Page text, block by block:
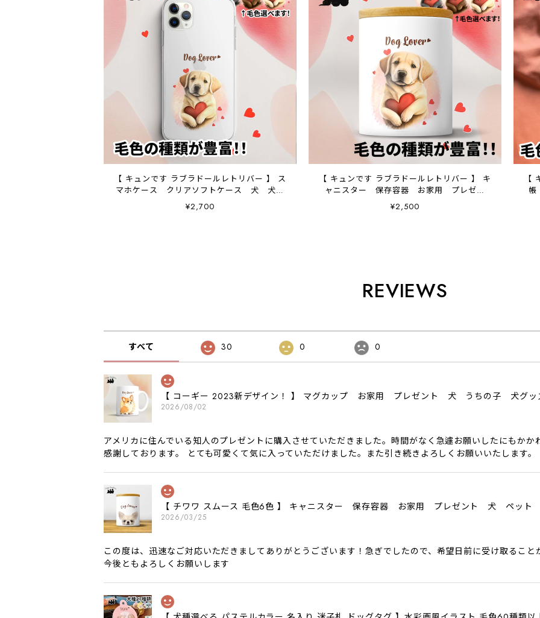
【 キュンです ラブラドールレトリバー 】 ス
マホケース クリアソフトケース 犬 犬グ
ッズ プレゼント アンドロイド対応
¥2,700
【 キュンです ラブラドールレトリバー 】 キ
ャニスター 保存容器 お家用 プレゼン
ト 犬 ペット うちの子 犬グッズ
¥2,500
【
REVIEWS
すべて 30 0 0
【 コーギー 2023新デザイン！ 】 マグカップ お家用 プレゼント 犬 うちの子 犬グ
2026/08/02
アメリカに住んでいる知人のプレゼントに購入させていただきました。時間がなく急遽お願いしたにもか
感謝しております。 とても可愛くて気に入っていただけました。また引き続きよろしくお願いいたします。
【 チワワ スムース 毛色6色 】 キャニスター 保存容器 お家用 プレゼント 犬 ペッ
2026/03/25
この度は、迅速なご対応いただきましてありがとうございます！急ぎでしたので、希望日前に受け取るこ
今後ともよろしくお願いします